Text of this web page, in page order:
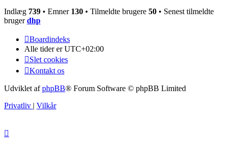
Indlæg 739 • Emner 130 • Tilmeldte brugere 50 • Senest tilmeldte
brugerdhp
Boardindeks
Alle tider erUTC+02:00
Slet cookies
Kontakt os
Udviklet afphpBB® Forum Software © phpBB Limited
Privatliv | Vilkår